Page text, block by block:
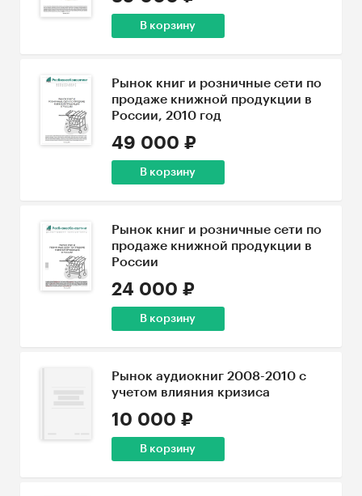
В корзину
Рынок книг и розничные сети по
продаже книжной продукции в
России, 2010 год
49 000 ₽
В корзину
Рынок книг и розничные сети по
продаже книжной продукции в
России
24 000 ₽
В корзину
Рынок аудиокниг 2008-2010 с
учетом влияния кризиса
10 000 ₽
В корзину